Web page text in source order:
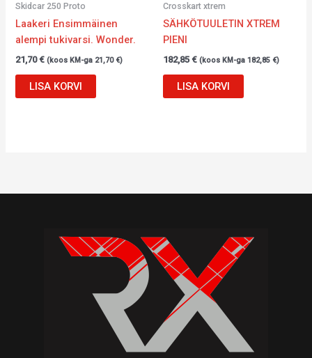
Skidcar 250 Proto
Laakeri Ensimmäinen
alempi tukivarsi. Wonder.
21,70€ (koos KM-ga 21,70 €)
LISA KORVI
Crosskart xtrem
SÄHKÖTUULETIN ​​XTREM
PIENI
182,85 € (koos KM-ga 182,85 €)
LISA KORVI